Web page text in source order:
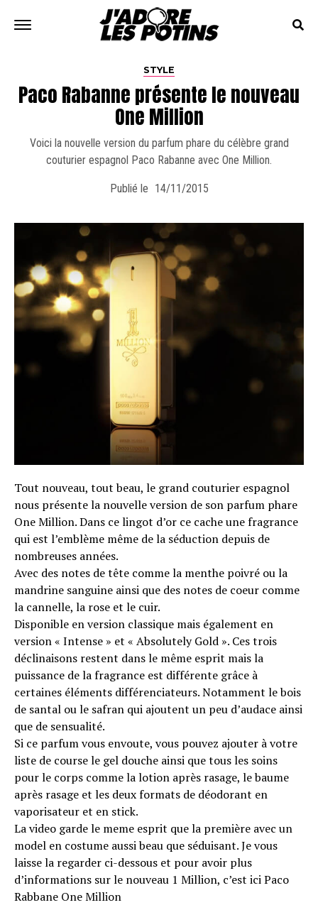
STYLE
Paco Rabanne présente le nouveau
One Million
Voici la nouvelle version du parfum phare du célèbre grand
couturier espagnol Paco Rabanne avec One Million.
Publié le 14/11/2015
Tout nouveau, tout beau, le grand couturier espagnol
nous présente la nouvelle version de son parfum phare
One Million. Dans ce lingot d’or ce cache une fragrance
qui est l’emblème même de la séduction depuis de
nombreuses années.
Avec des notes de tête comme la menthe poivré ou la
mandrine sanguine ainsi que des notes de coeur comme
la cannelle, la rose et le cuir.
Disponible en version classique mais également en
version « Intense » et « Absolutely Gold ». Ces trois
déclinaisons restent dans le même esprit mais la
puissance de la fragrance est différente grâce à
certaines éléments différenciateurs. Notamment le bois
de santal ou le safran qui ajoutent un peu d’audace ainsi
que de sensualité.
Si ce parfum vous envoute, vous pouvez ajouter à votre
liste de course le gel douche ainsi que tous les soins
pour le corps comme la lotion après rasage, le baume
après rasage et les deux formats de déodorant en
vaporisateur et en stick.
La video garde le meme esprit que la première avec un
model en costume aussi beau que séduisant. Je vous
laisse la regarder ci-dessous et pour avoir plus
d’informations sur le nouveau 1 Million, c’est ici Paco
Rabbane One Million